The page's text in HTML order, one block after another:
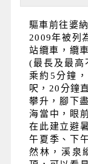
驅車前往婆納
2009年被列
站纜車，纜
(最長及最高
乘約5分鐘
呎，20分鐘
攀升，腳下
海當中，眼
在此建立避
午夏季、下
然林，溪泉